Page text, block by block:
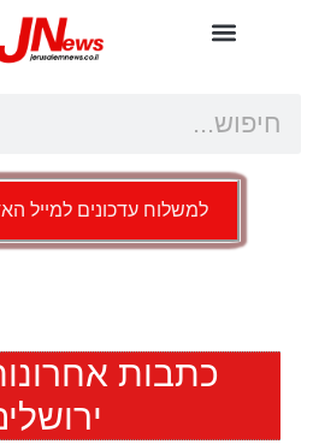
למשלוח עדכונים למייל
כתבות